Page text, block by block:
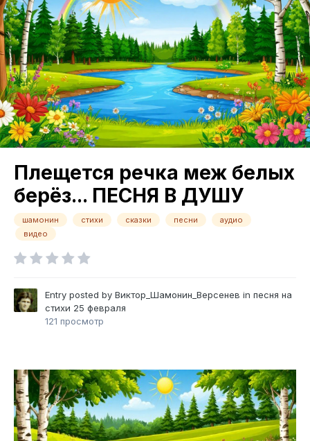
Плещется речка меж белых
берёз... ПЕСНЯ В ДУШУ
шамонин стихи сказки песни
аудио
видео
Entry posted by Виктор_Шамонин_Версенев in песня на
стихи 25 февраля
121 просмотр